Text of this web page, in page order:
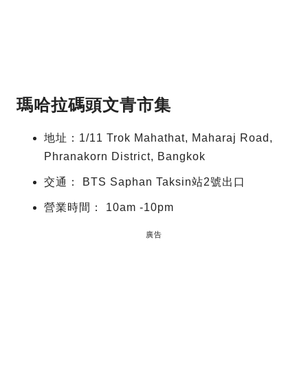
瑪哈拉碼頭文青市集
地址：1/11 Trok Mahathat, Maharaj Road,
Phranakorn District, Bangkok
交通： BTS Saphan Taksin站2號出口
營業時間： 10am -10pm
廣告